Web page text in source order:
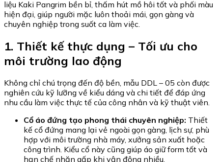
liệu Kaki Pangrim bền bỉ, thấm hút mồ hôi tốt và phối màu
hiện đại, giúp người mặc luôn thoải mái, gọn gàng và
chuyên nghiệp trong suốt ca làm việc.
1. Thiết kế thực dụng – Tối ưu cho
môi trường lao động
Không chỉ chú trọng đến độ bền, mẫu DDL – 05 còn được
nghiên cứu kỹ lưỡng về kiểu dáng và chi tiết để đáp ứng
nhu cầu làm việc thực tế của công nhân và kỹ thuật viên.
Cổ áo đứng tạo phong thái chuyên nghiệp: Thiết
kế cổ đứng mang lại vẻ ngoài gọn gàng, lịch sự, phù
hợp với môi trường nhà máy, xưởng sản xuất hoặc
công trình. Kiểu cổ này cũng giúp áo giữ form tốt và
hạn chế nhăn gấp khi vận động nhiều.